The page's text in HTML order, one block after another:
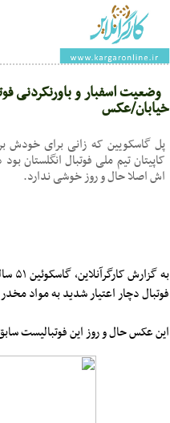
وضعیت اسفبار و باورنکردنی
خیابان/عکس
پل گاسکویین که زانی برای خودش
کاپیتان تیم ملی فوتبال انگلستان
اش اصلا حال و روز خوشی ندارد.
فوتبال دچار اعتیار شدید به مواد
این عکس حال و روز این فوتبالیست